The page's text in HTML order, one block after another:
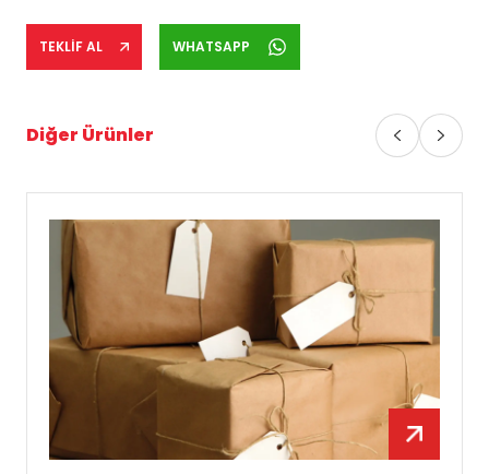
TEKLİF AL WHATSAPP
Diğer Ürünler